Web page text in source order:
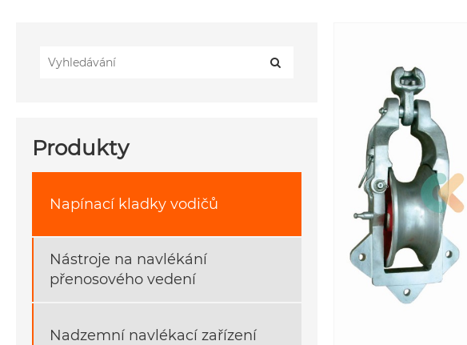
Produkty
Napínací kladky vodičů
Nástroje na navlékání
přenosového vedení
Nadzemní navlékací zařízení